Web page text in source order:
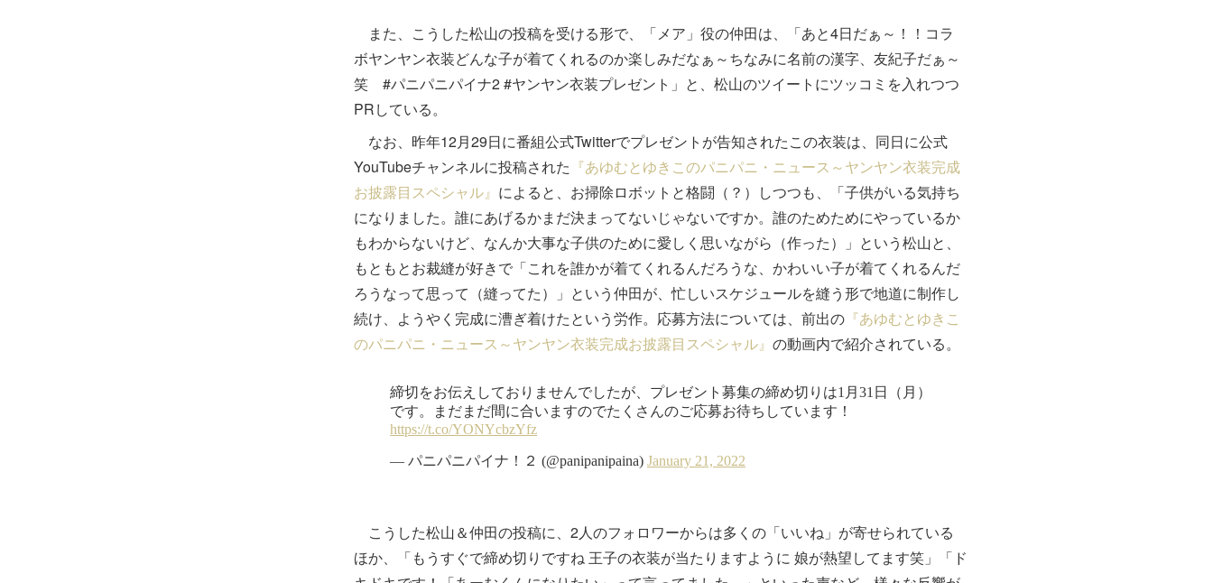
また、こうした松山の投稿を受ける形で、「メア」役の仲田は、「あと4日だぁ～！！コラ
ボヤンヤン衣装どんな子が着てくれるのか楽しみだなぁ～ちなみに名前の漢字、友紀子だぁ～
笑 #パニパニパイナ2 #ヤンヤン衣装プレゼント」と、松山のツイートにツッコミを入れつつ
PRしている。
なお、昨年12月29日に番組公式Twitterでプレゼントが告知されたこの衣装は、同日に公式
YouTubeチャンネルに投稿された 『あゆむとゆきこのパニパニ・ニュース～ヤンヤン衣装完成
お披露目スペシャル』 によると、お掃除ロボットと格闘（？）しつつも、「子供がいる気持ち
になりました。誰にあげるかまだ決まってないじゃないですか。誰のためためにやっているか
もわからないけど、なんか大事な子供のために愛しく思いながら（作った）」という松山と、
もともとお裁縫が好きで「これを誰かが着てくれるんだろうな、かわいい子が着てくれるんだ
ろうなって思って（縫ってた）」という仲田が、忙しいスケジュールを縫う形で地道に制作し
続け、ようやく完成に漕ぎ着けたという労作。応募方法については、前出の 『あゆむとゆきこ
のパニパニ・ニュース～ヤンヤン衣装完成お披露目スペシャル』 の動画内で紹介されている。
こうした松山＆仲田の投稿に、2人のフォロワーからは多くの「いいね」が寄せられている
ほか、「もうすぐで締め切りですね 王子の衣装が当たりますように 娘が熱望してます笑」「ド